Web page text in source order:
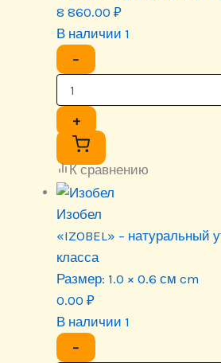
8 860.00 ₽
В наличии 1
−
+
К сравнению
Изобел
«IZOBEL» – натуральный
класса
Размер: 1.0 × 0.6 см cm
0.00 ₽
В наличии 1
−